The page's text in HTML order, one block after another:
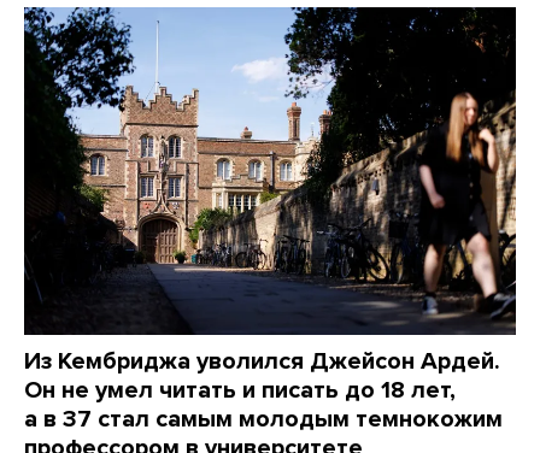
Из Кембриджа уволился Джейсон Ардей.
Он не умел читать и писать до 18 лет,
а в 37 стал самым молодым темнокожим